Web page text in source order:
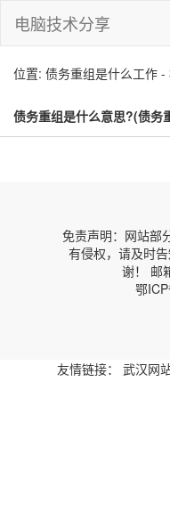
电脑技术分享
位置: 债务重组是什么工作 -
债务重组是什么意思?(债务
免责声明：网站部
有侵权，请及时
谢！ 邮
鄂
友情链接： 武汉网